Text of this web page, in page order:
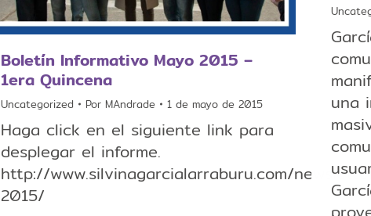
Boletín Informativo Mayo 2015 –
1era Quincena
Uncategorized Por MAndrade 1 de mayo de 2015
Haga click en el siguiente link para
desplegar el informe.
http://www.silvinagarcialarraburu.com/
2015/
una